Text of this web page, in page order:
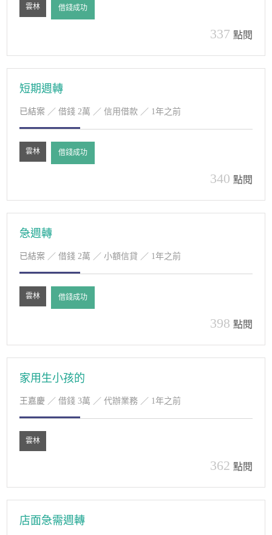
雲林 借錢成功
337 點閱
短期週轉
已結案 ／ 借錢 2萬 ／ 信用借款 ／ 1年之前
雲林 借錢成功
340 點閱
急週轉
已結案 ／ 借錢 2萬 ／ 小額信貸 ／ 1年之前
雲林 借錢成功
398 點閱
家用生小孩的
王嘉慶 ／ 借錢 3萬 ／ 代辦業務 ／ 1年之前
雲林
362 點閱
店面急需週轉